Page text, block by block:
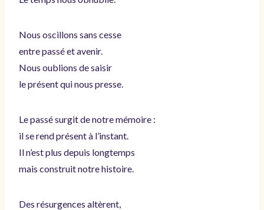
Nous oscillons sans cesse
entre passé et avenir.
Nous oublions de saisir
le présent qui nous presse.
Le passé surgit de notre mémoire :
il se rend présent à l’instant.
Il n’est plus depuis longtemps
mais construit notre histoire.
Des résurgences altèrent,